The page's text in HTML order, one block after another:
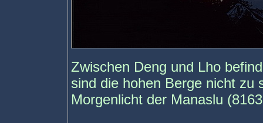
Zwischen Deng und Lho
sind die hohen Berge nicht zu
Morgenlicht der Manaslu